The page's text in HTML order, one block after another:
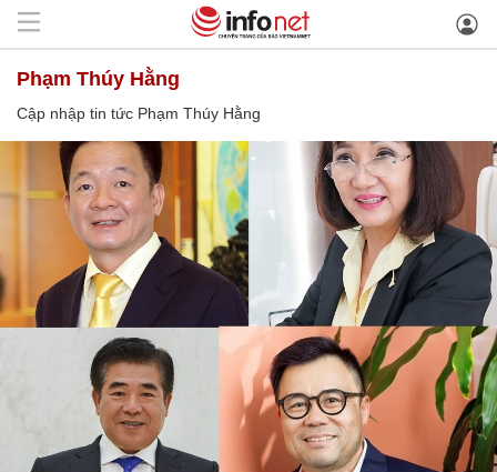
Phạm Thúy Hằng
Cập nhập tin tức Phạm Thúy Hằng